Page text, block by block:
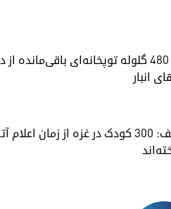
کشف ۴۸۰ گلوله توپخانه‌ای باقی‌مانده
انبار
یونیسف: ۳۰۰ کودک در غزه از زمان